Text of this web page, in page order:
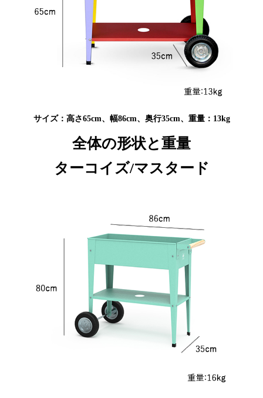
サイズ：高さ65cm、幅86cm、奥行35cm、重量：13kg
全体の形状と重量
ターコイズ/マスタード